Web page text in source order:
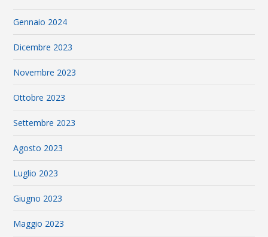
Gennaio 2024
Dicembre 2023
Novembre 2023
Ottobre 2023
Settembre 2023
Agosto 2023
Luglio 2023
Giugno 2023
Maggio 2023